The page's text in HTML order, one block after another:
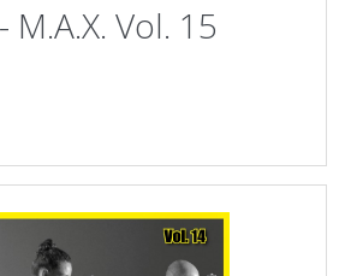
M.A.X. Vol. 15